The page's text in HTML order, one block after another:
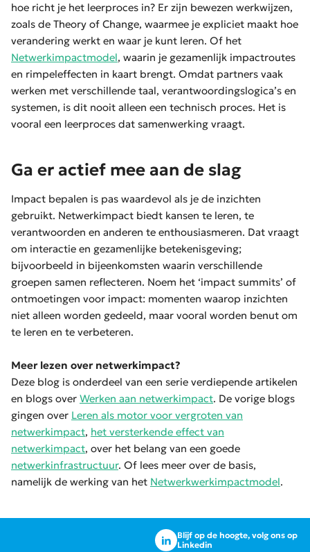
hoe richt je het leerproces in? Er zijn bewezen werkwijzen,
zoals de Theory of Change, waarmee je expliciet maakt hoe
verandering werkt en waar je kunt leren. Of het
Netwerkimpactmodel, waarin je gezamenlijk impactroutes
en rimpeleffecten in kaart brengt. Omdat partners vaak
werken met verschillende taal, verantwoordingslogica’s en
systemen, is dit nooit alleen een technisch proces. Het is
vooral een leerproces dat samenwerking vraagt.
Ga er actief mee aan de slag
Impact bepalen is pas waardevol als je de inzichten
gebruikt. Netwerkimpact biedt kansen te leren, te
verantwoorden en anderen te enthousiasmeren. Dat vraagt
om interactie en gezamenlijke betekenisgeving;
bijvoorbeeld in bijeenkomsten waarin verschillende
groepen samen reflecteren. Noem het ‘impact summits’ of
ontmoetingen voor impact: momenten waarop inzichten
niet alleen worden gedeeld, maar vooral worden benut om
te leren en te verbeteren.
Meer lezen over netwerkimpact?
Deze blog is onderdeel van een serie verdiepende artikelen
en blogs over Werken aan netwerkimpact. De vorige blogs
gingen over Leren als motor voor vergroten van
netwerkimpact, het versterkende effect van
netwerkimpact, over het belang van een goede
netwerkinfrastructuur. Of lees meer over de basis,
namelijk de werking van het Netwerkwerkimpactmodel.
Blijf op de hoogte, volg ons op
Linkedin